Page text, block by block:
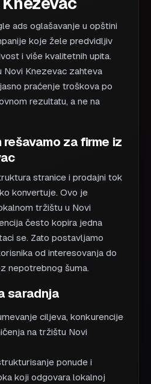
ads oglašavanje u opštini
koje žele predvidljiv
i više kvalitetnih upita.
Novi Knezevac zahteva
praćenje troškova po
rezultatu, a ne na
rešavamo za firme iz
stranice i prodajni tok
konvertuje. Ovo je
tržištu u Novi
često kopira jedna
se. Zato postavljamo
od interesovanja do
nepotrebnog šuma.
saradnja
ciljeva, konkurencije
na tržištu Novi
ponude i
koji odgovara lokalnoj